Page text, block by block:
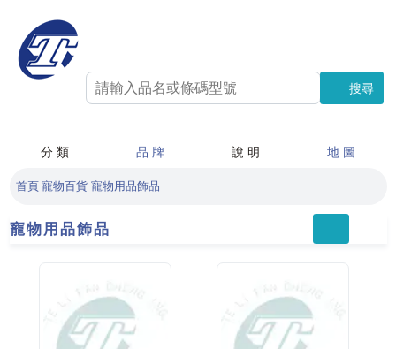
搜尋
搜尋
分 類 品 牌 說 明 地 圖
首頁 寵物百貨 寵物用品飾品
寵物用品飾品